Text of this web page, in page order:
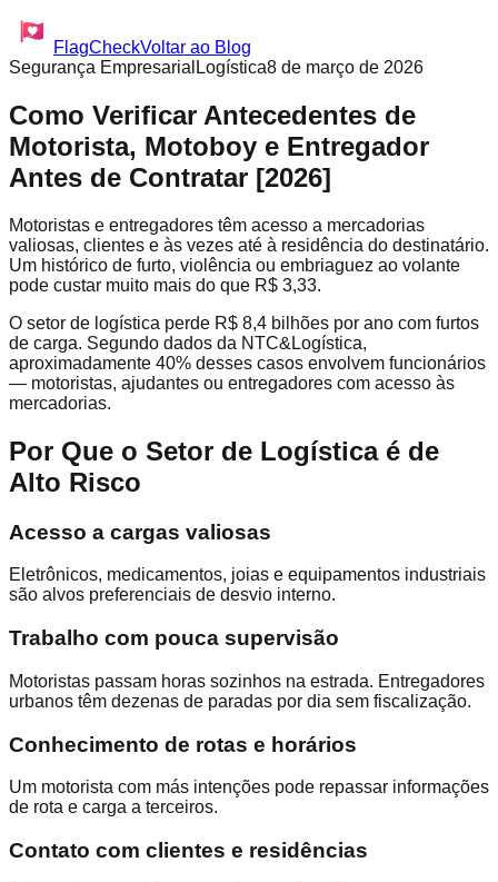
FlagCheckVoltar ao Blog
Segurança Empresarial Logística8 de março de 2026
Como Verificar Antecedentes de
Motorista, Motoboy e Entregador
Antes de Contratar [2026]
Motoristas e entregadores têm acesso a mercadorias
valiosas, clientes e às vezes até à residência do destinatário.
Um histórico de furto, violência ou embriaguez ao volante
pode custar muito mais do que R$ 3,33.
O setor de logística perde R$ 8,4 bilhões por ano com furtos
de carga. Segundo dados da NTC&Logística,
aproximadamente 40% desses casos envolvem funcionários
— motoristas, ajudantes ou entregadores com acesso às
mercadorias.
Por Que o Setor de Logística é de
Alto Risco
Acesso a cargas valiosas
Eletrônicos, medicamentos, joias e equipamentos industriais
são alvos preferenciais de desvio interno.
Trabalho com pouca supervisão
Motoristas passam horas sozinhos na estrada. Entregadores
urbanos têm dezenas de paradas por dia sem fiscalização.
Conhecimento de rotas e horários
Um motorista com más intenções pode repassar informações
de rota e carga a terceiros.
Contato com clientes e residências